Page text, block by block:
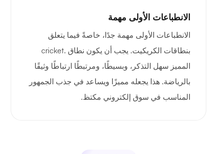
الانطباعات الأولى مهمة
الانطباعات الأولى مهمة جدًا، خاصةً فيما يتعلق
بنطاقات الكريكيت. يجب أن يكون نطاق .cricket
المميز سهل التذكر، وبسيطًا، ومرتبطًا ارتباطًا وثيقًا
بالرياضة. هذا يجعله مميزًا ويساعد في جذب الجمهور
المناسب في سوق إلكتروني مكتظ.